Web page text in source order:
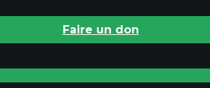
Faire un don